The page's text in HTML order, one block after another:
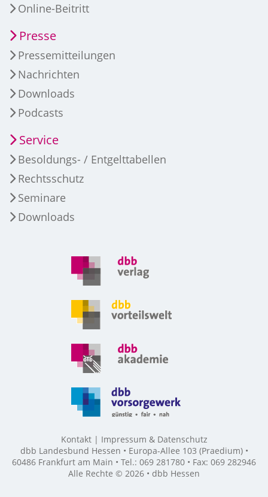
Online-Beitritt
Presse
Pressemitteilungen
Nachrichten
Downloads
Podcasts
Service
Besoldungs- / Entgelttabellen
Rechtsschutz
Seminare
Downloads
Kontakt
Impressum & Datenschutz
dbb Landesbund Hessen • Europa-Allee 103 (Praedium) •
60486 Frankfurt am Main • Tel.: 069 281780 • Fax: 069 282946
Alle Rechte © 2026 • dbb Hessen